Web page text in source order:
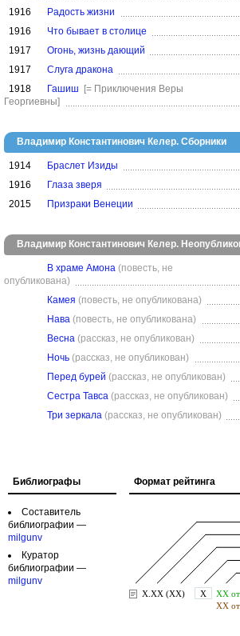
1916
Радость жизни
1916
Что бывает в столице
1917
Огонь, жизнь дающий
1917
Слуга дракона
1918
Гашиш
[= Приключения Веры
Георгиевны]
Владимир Константинович Келер. Сборники
1914 Браслет Изиды
1916
Глаза зверя
2015
Призраки Венеции
Владимир Константинович Келер.
В храме Амона (повесть, не
опубликована)
Камея (повесть, не опубликована)
Нава (повесть, не опубликована)
Весна (рассказ, не опубликован)
Ночь (рассказ, не опубликован)
Перед бурей (рассказ, не опубликован)
Сестра Тавса (рассказ, не опубликован)
Три зеркала (рассказ, не опубликован)
Формат рейтинга
Библиографы
Составитель
библиографии —
milgunv
Куратор
библиографии —
milgunv